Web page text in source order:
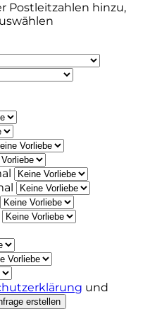
Postleitzahlen hinzu,
und
erstellen